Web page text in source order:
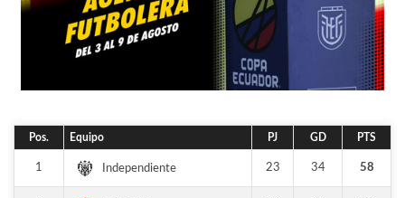
Pos. Equipo PJ GD PTS
1 Independiente 23 34 58